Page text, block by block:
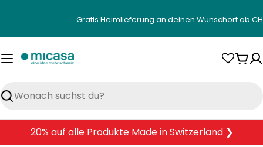
springen
Gratis Heimlieferung an deinen Wunschort ab
Suchen
20% auf alle Produkte Made in Switzerland ❯